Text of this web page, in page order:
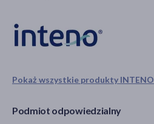
Pokaż wszystkie produkty INTENO
Podmiot odpowiedzialny